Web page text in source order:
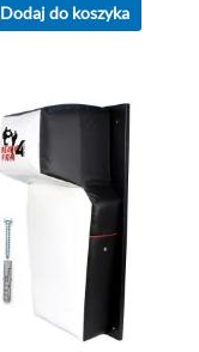
Dodaj do koszyka